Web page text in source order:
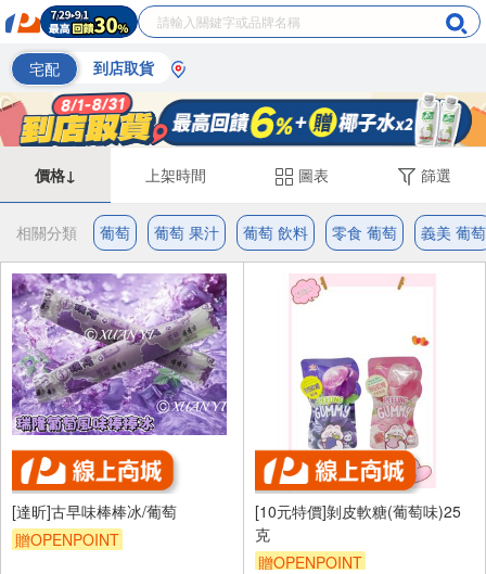
宅配 到店取貨
價格↓ 上架時間 圖表 篩選
相關分類 葡萄 葡萄 果汁 葡萄 飲料 零食 葡萄 義美 葡萄
[達昕]古早味棒棒冰/葡萄
贈OPENPOINT
[10元特價]剝皮軟糖(葡萄味)25
克
贈OPENPOINT